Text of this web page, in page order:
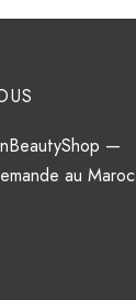
—
au Maroc